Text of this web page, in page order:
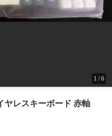
1 /6
ヤレスキーボード 赤軸